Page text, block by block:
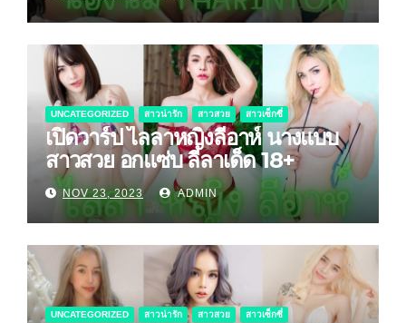
UNCATEGORIZED สาวน่ารัก สาวสวย สาวเซ็กซี่
เปิดวาร์ป ไลลาหญิงลีอาห์ นางแบบ
สาวสวย อกแซ่บ ลีลาเด็ด 18+
NOV 23, 2023 ADMIN
UNCATEGORIZED สาวน่ารัก สาวสวย สาวเซ็กซี่